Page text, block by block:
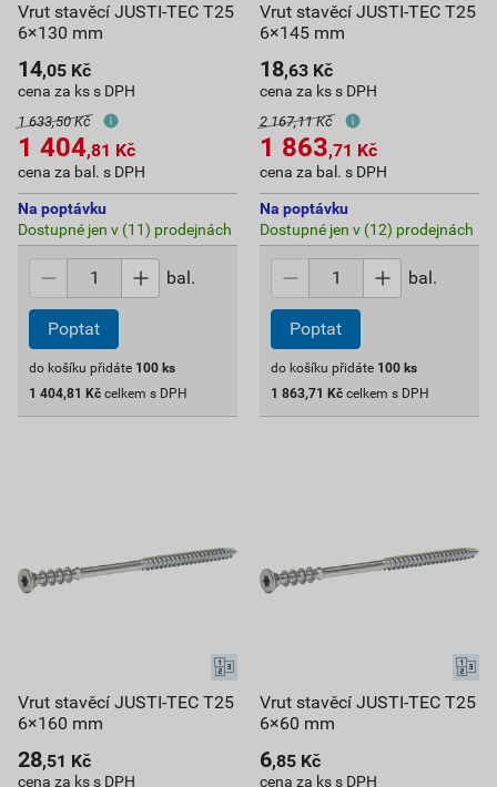
Vrut stavěcí JUSTI-TEC T25
6×130 mm
14,05 Kč
cena za ks s DPH
1 633,50 Kč
1 404,81 Kč
cena za bal. s DPH
Na poptávku
Dostupné jen v (11) prodejnách
bal.
Poptat
do košíku přidáte 100 ks
1 404,81 Kč celkem s DPH
Vrut stavěcí JUSTI-TEC T25
6×145 mm
18,63 Kč
cena za ks s DPH
2 167,11 Kč
1 863,71 Kč
cena za bal. s DPH
Na poptávku
Dostupné jen v (12) prodejnách
bal.
Poptat
do košíku přidáte 100 ks
1 863,71 Kč celkem s DPH
Vrut stavěcí JUSTI-TEC T25
6×160 mm
28,51 Kč
cena za ks s DPH
Vrut stavěcí JUSTI-TEC T25
6×60 mm
6,85 Kč
cena za ks s DPH